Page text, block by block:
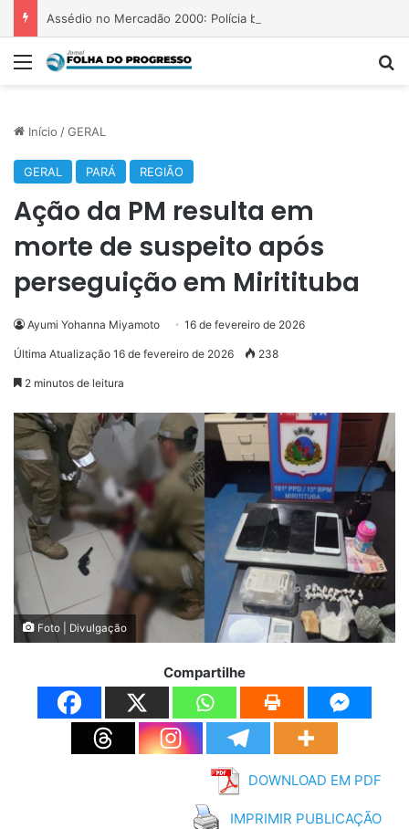
Menu
Início /GERAL
GERAL PARÁ REGIÃO
Ação da PM resulta em
morte de suspeito após
perseguição em Miritituba
Ayumi Yohanna Miyamoto 16 de fevereiro de 2026
Última Atualização 16 de fevereiro de 2026 238
2 minutos de leitura
Foto | Divulgação
Compartilhe
DOWNLOAD EM PDF
IMPRIMIR PUBLICAÇÃO